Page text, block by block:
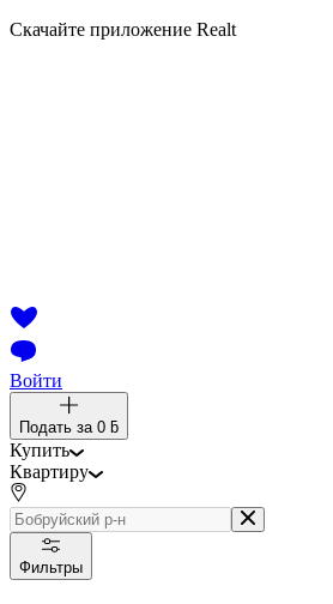
Скачайте приложение Realt
Войти
Подать за 0 ƃ
Купить
Квартиру
Фильтры